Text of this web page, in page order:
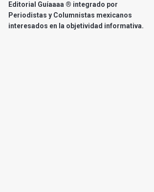
Editorial Guíaaaa ® integrado por
Periodistas y Columnistas mexicanos
interesados en la objetividad informativa.